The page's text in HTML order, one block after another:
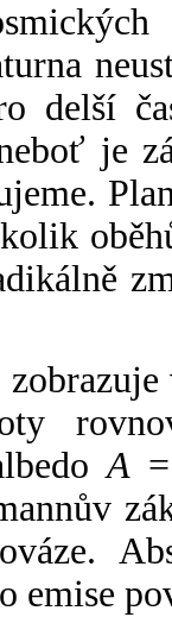
delší
je
A
emise